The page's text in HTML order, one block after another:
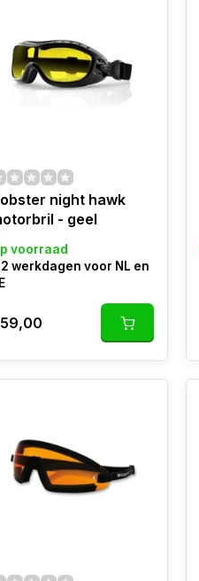
night hawk
- geel
voorraad
werkdagen voor NL en